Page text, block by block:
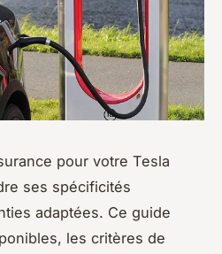
pour votre Tesla
ses spécificités
adaptées. Ce guide
les critères de